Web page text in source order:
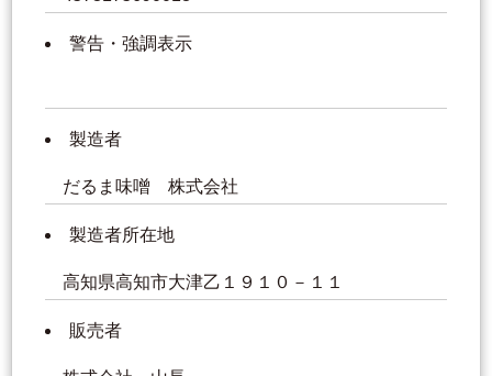
警告・強調表示
製造者
だるま味噌 株式会社
製造者所在地
高知県高知市大津乙１９１０－１１
販売者